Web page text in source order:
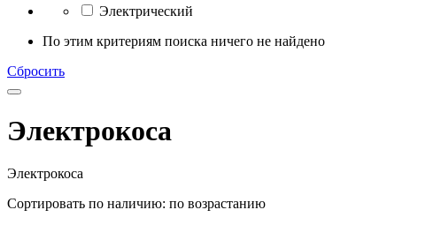
Электрический
По этим критериям поиска ничего не найдено
Сбросить
Электрокоса
Электрокоса
Сортировать по наличию: по возрастанию